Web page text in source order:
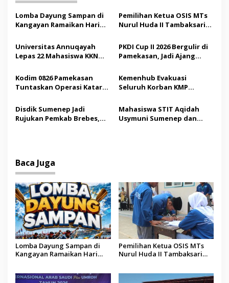
a
s
i
p
o
s
Lomba Dayung Sampan di
Kangayan Ramaikan Hari
Sumenep
Pemilihan Ketua OSIS MTs
Nurul Huda II Tambaksari
Demokrasi bagi Siswa
Universitas Annuqayah
Lepas 22 Mahasiswa KKN
Saudi
PKDI Cup II 2026 Bergulir di
Pamekasan, Jadi Ajang
Madura
Kodim 0826 Pamekasan
Tuntaskan Operasi Katarak
Tindakan Medis
Kemenhub Evakuasi
Seluruh Korban KMP
Operator Diaudit
Disdik Sumenep Jadi
Rujukan Pemkab Brebes,
Mahasiswa STIT Aqidah
Usymuni Sumenep dan
Baca Juga
Lomba Dayung Sampan di
Kangayan Ramaikan Hari
Pemilihan Ketua OSIS MTs
Nurul Huda II Tambaksari